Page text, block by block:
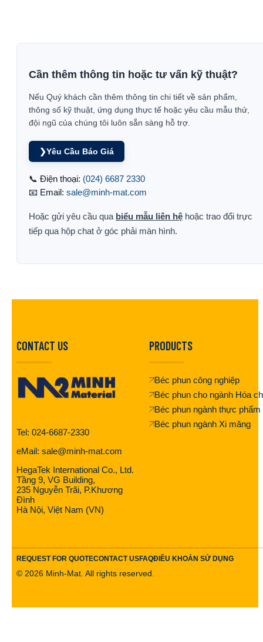
Cần thêm thông tin hoặc tư vấn kỹ thuật?
Nếu Quý khách cần thêm thông tin chi tiết về sản phẩm,
thông số kỹ thuật, ứng dụng thực tế hoặc yêu cầu mẫu thử,
đội ngũ của chúng tôi luôn sẵn sàng hỗ trợ.
❯Yêu Cầu Báo Giá
📞 Điện thoại: (024) 6687 2330
📧 Email: sale@minh-mat.com
Hoặc gửi yêu cầu qua biểu mẫu liên hệ hoặc trao đổi trực
tiếp qua hộp chat ở góc phải màn hình.
CONTACT US
Tel: 024-6687-2330
eMail: sale@minh-mat.com
HegaTek International Co., Ltd.
Tầng 9, VG Building,
235 Nguyễn Trãi, P.Khương
Đình
Hà Nội, Việt Nam (VN)
PRODUCTS
Béc phun công nghiệp
Béc phun cho ngành Hóa
Béc phun ngành thực phẩm
Béc phun ngành Xi măng
REQUEST FOR QUOTECONTACT USFAQĐIỀU KHOẢN SỬ DỤNG
© 2026 Minh-Mat. All rights reserved.